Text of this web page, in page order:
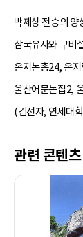
박제상 전승의
삼국유사와 구비
온지논총24, 온
울산어문논집2,
(김선자, 연세대
관련 콘텐츠